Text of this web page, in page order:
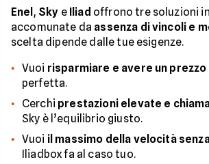
Enel , Sky e Iliad offrono tre soluzioni
accomunate da assenza di vincoli e
scelta dipende dalle tue esigenze.
Vuoi risparmiare e avere un
perfetta.
Cerchi prestazioni elevate e
Sky è l’equilibrio giusto.
Vuoi il massimo della velocità
Iliadbox fa al caso tuo.